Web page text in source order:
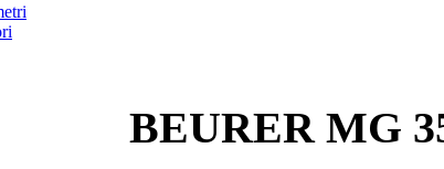
BEURER MG